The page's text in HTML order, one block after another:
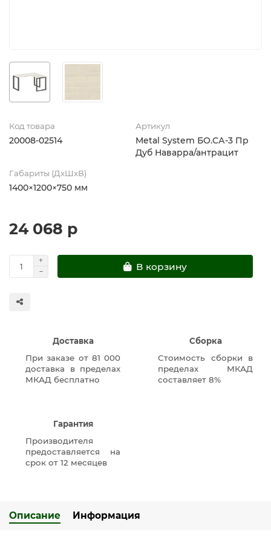
Код товара
20008-02514
Артикул
Metal System БО.СА-3 Пр
Дуб Наварра/антрацит
Габариты (ДхШхВ)
1400×1200×750 мм
24 068 р
В корзину
Доставка
При заказе от 81 000
доставка в пределах
МКАД бесплатно
Сборка
Стоимость сборки в
пределах МКАД
составляет 8%
Гарантия
Производителя
предоставляется на
срок от 12 месяцев
Описание Информация